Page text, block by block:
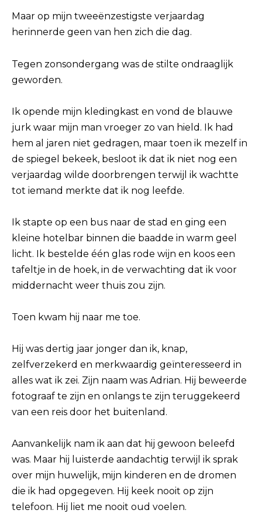
Maar op mijn tweeënzestigste verjaardag
herinnerde geen van hen zich die dag.
Tegen zonsondergang was de stilte ondraaglijk
geworden.
Ik opende mijn kledingkast en vond de blauwe
jurk waar mijn man vroeger zo van hield. Ik had
hem al jaren niet gedragen, maar toen ik mezelf in
de spiegel bekeek, besloot ik dat ik niet nog een
verjaardag wilde doorbrengen terwijl ik wachtte
tot iemand merkte dat ik nog leefde.
Ik stapte op een bus naar de stad en ging een
kleine hotelbar binnen die baadde in warm geel
licht. Ik bestelde één glas rode wijn en koos een
tafeltje in de hoek, in de verwachting dat ik voor
middernacht weer thuis zou zijn.
Toen kwam hij naar me toe.
Hij was dertig jaar jonger dan ik, knap,
zelfverzekerd en merkwaardig geïnteresseerd in
alles wat ik zei. Zijn naam was Adrian. Hij beweerde
fotograaf te zijn en onlangs te zijn teruggekeerd
van een reis door het buitenland.
Aanvankelijk nam ik aan dat hij gewoon beleefd
was. Maar hij luisterde aandachtig terwijl ik sprak
over mijn huwelijk, mijn kinderen en de dromen
die ik had opgegeven. Hij keek nooit op zijn
telefoon. Hij liet me nooit oud voelen.